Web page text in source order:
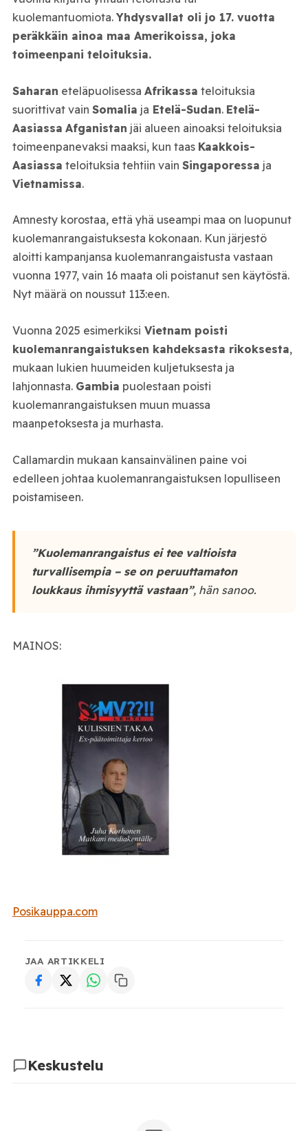
kuolemantuomiota. Yhdysvallat oli jo 17. vuotta
peräkkäin ainoa maa Amerikoissa, joka
toimeenpani teloituksia.
Saharan eteläpuolisessa Afrikassa teloituksia
suorittivat vain Somalia ja Etelä-Sudan. Etelä-
Aasiassa Afganistan jäi alueen ainoaksi teloituksia
toimeenpanevaksi maaksi, kun taas Kaakkois-
Aasiassa teloituksia tehtiin vain Singaporessa ja
Vietnamissa.
Amnesty korostaa, että yhä useampi maa on luopunut
kuolemanrangaistuksesta kokonaan. Kun järjestö
aloitti kampanjansa kuolemanrangaistusta vastaan
vuonna 1977, vain 16 maata oli poistanut sen käytöstä.
Nyt määrä on noussut 113:een.
Vuonna 2025 esimerkiksi Vietnam poisti
kuolemanrangaistuksen kahdeksasta rikoksesta,
mukaan lukien huumeiden kuljetuksesta ja
lahjonnasta. Gambia puolestaan poisti
kuolemanrangaistuksen muun muassa
maanpetoksesta ja murhasta.
Callamardin mukaan kansainvälinen paine voi
edelleen johtaa kuolemanrangaistuksen lopulliseen
poistamiseen.
”Kuolemanrangaistus ei tee valtioista
turvallisempia – se on peruuttamaton
loukkaus ihmisyyttä vastaan”, hän sanoo.
MAINOS:
Posikauppa.com
JAA ARTIKKELI
Keskustelu